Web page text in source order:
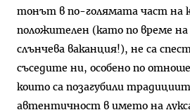
тонът в по-голямата част на
положителен (като по време на
слънчева ваканция!), не са
съседите ни, особено по
които са позагубили
автентичност в името на